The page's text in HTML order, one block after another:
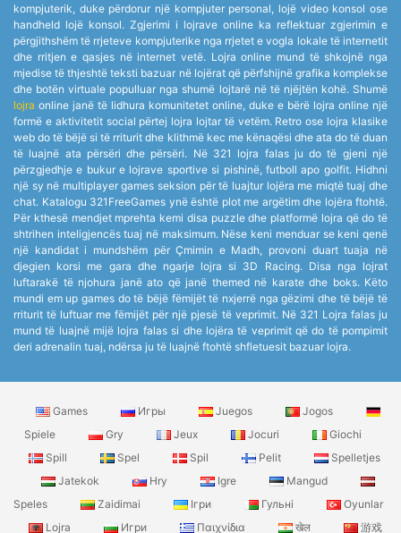
kompjuterik, duke përdorur një kompjuter personal, lojë video konsol ose
handheld lojë konsol. Zgjerimi i lojrave online ka reflektuar zgjerimin e
përgjithshëm të rrjeteve kompjuterike nga rrjetet e vogla lokale të internetit
dhe rritjen e qasjes në internet vetë. Lojra online mund të shkojnë nga
mjedise të thjeshtë teksti bazuar në lojërat që përfshijnë grafika komplekse
dhe botën virtuale populluar nga shumë lojtarë në të njëjtën kohë. Shumë
lojra online janë të lidhura komunitetet online, duke e bërë lojra online një
formë e aktivitetit social përtej lojra lojtar të vetëm. Retro ose lojra klasike
web do të bëjë si të rriturit dhe klithmë kec me kënaqësi dhe ata do të duan
të luajnë ata përsëri dhe përsëri. Në 321 lojra falas ju do të gjeni një
përzgjedhje e bukur e lojrave sportive si pishinë, futboll apo golfit. Hidhni
një sy në multiplayer games seksion për të luajtur lojëra me miqtë tuaj dhe
chat. Katalogu 321FreeGames ynë është plot me argëtim dhe lojëra ftohtë.
Për kthesë mendjet mprehta kemi disa puzzle dhe platformë lojra që do të
shtrihen inteligjencës tuaj në maksimum. Nëse keni menduar se keni qenë
një kandidat i mundshëm për Çmimin e Madh, provoni duart tuaja në
djegien korsi me gara dhe ngarje lojra si 3D Racing. Disa nga lojrat
luftarakë të njohura janë ato që janë themed në karate dhe boks. Këto
mundi em up games do të bëjë fëmijët të nxjerrë nga gëzimi dhe të bëjë të
rriturit të luftuar me fëmijët për një pjesë të veprimit. Në 321 Lojra falas ju
mund të luajnë mijë lojra falas si dhe lojëra të veprimit që do të pompimit
deri adrenalin tuaj, ndërsa ju të luajnë ftohtë shfletuesit bazuar lojra.
Games Игры Juegos
Jogos
Spiele
Gry Jeux Jocuri
Giochi
Spill
Spel Spil Pelit
Spelletjes
Jatekok
Hry Igre
Mangud
Speles
Zaidimai Ігри Гульні
Oyunlar
Lojra
Игри Παιχνίδια खेल 游戏